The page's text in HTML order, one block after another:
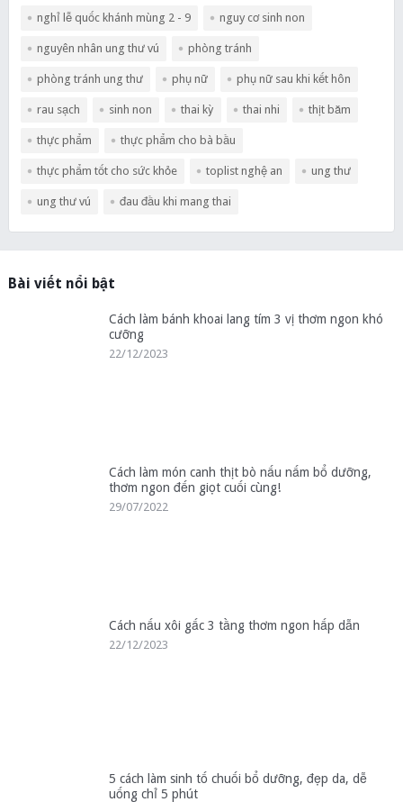
nghỉ lễ quốc khánh mùng 2 - 9 nguy cơ sinh non
nguyên nhân ung thư vú phòng tránh
phòng tránh ung thư phụ nữ phụ nữ sau khi kết hôn
rau sạch sinh non thai kỳ thai nhi thịt băm
thực phẩm thực phẩm cho bà bầu
thực phẩm tốt cho sức khỏe toplist nghệ an ung thư
ung thư vú đau đầu khi mang thai
Bài viết nổi bật
Cách làm bánh khoai lang tím 3 vị thơm ngon khó
cưỡng
22/12/2023
Cách làm món canh thịt bò nấu nấm bổ dưỡng,
thơm ngon đến giọt cuối cùng!
29/07/2022
Cách nấu xôi gấc 3 tầng thơm ngon hấp dẫn
22/12/2023
5 cách làm sinh tố chuối bổ dưỡng, đẹp da, dễ
uống chỉ 5 phút